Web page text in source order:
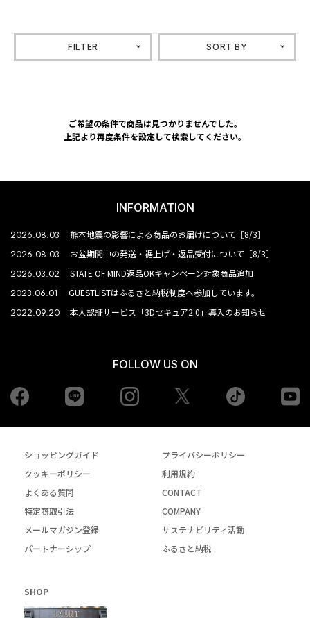
FILTER SORT BY
ご希望の条件で商品は見つかりませんでした。
上記より再度条件を設定して検索してください。
INFORMATION
2026.08.03 熊本地震の影響による商品のお届けについて［8/3］
2026.08.03 お盆期間中の発送・裾上げ・返品受付について［8/3］
2026.03.02 STATE OF MIND返品OKキャンペーン対象商品追加
2023.06.01 GUESTLISTはふるさと納税制度へ参加しています。
2022.09.20 本人認証サービス「3Dセキュア2.0」導入のお知らせ
FOLLOW US ON
Facebook Instagram tiktok
ショッピングガイド
プライバシーポリシー
クッキーポリシー
利用規約
よくある質問
CONTACT
特定商取引法
COMPANY
メールマガジン登録
サステナビリティ活動
パートナーシップ
ふるさと納税
SHOP